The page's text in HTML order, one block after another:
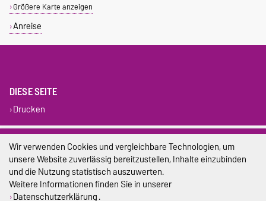
Größere Karte anzeigen
Anreise
DIESE SEITE
Drucken
Impressum
Datenschutz
Barrierefreiheit
Wir verwenden Cookies und vergleichbare Technologien, um
unsere Website zuverlässig bereitzustellen, Inhalte einzubinden
und die Nutzung statistisch auszuwerten.
Weitere Informationen finden Sie in unserer
Datenschutzerklärung.